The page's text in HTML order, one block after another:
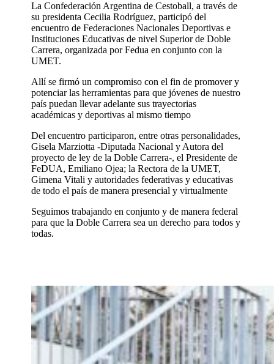
La Confederación Argentina de Cestoball, a través de
su presidenta Cecilia Rodríguez, participó del
encuentro de Federaciones Nacionales Deportivas e
Instituciones Educativas de nivel Superior de Doble
Carrera, organizada por Fedua en conjunto con la
UMET.
Allí se firmó un compromiso con el fin de promover y
potenciar las herramientas para que jóvenes de nuestro
país puedan llevar adelante sus trayectorias
académicas y deportivas al mismo tiempo
Del encuentro participaron, entre otras personalidades,
Gisela Marziotta -Diputada Nacional y Autora del
proyecto de ley de la Doble Carrera-, el Presidente de
FeDUA, Emiliano Ojea; la Rectora de la UMET,
Gimena Vitali y autoridades federativas y educativas
de todo el país de manera presencial y virtualmente
Seguimos trabajando en conjunto y de manera federal
para que la Doble Carrera sea un derecho para todos y
todas.